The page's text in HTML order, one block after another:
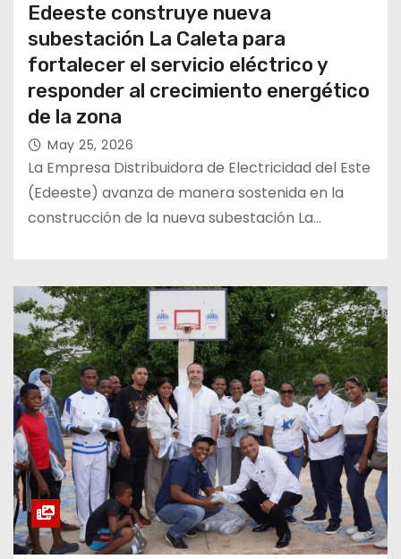
Edeeste construye nueva
subestación La Caleta para
fortalecer el servicio eléctrico y
responder al crecimiento energético
de la zona
May 25, 2026
La Empresa Distribuidora de Electricidad del Este
(Edeeste) avanza de manera sostenida en la
construcción de la nueva subestación La…